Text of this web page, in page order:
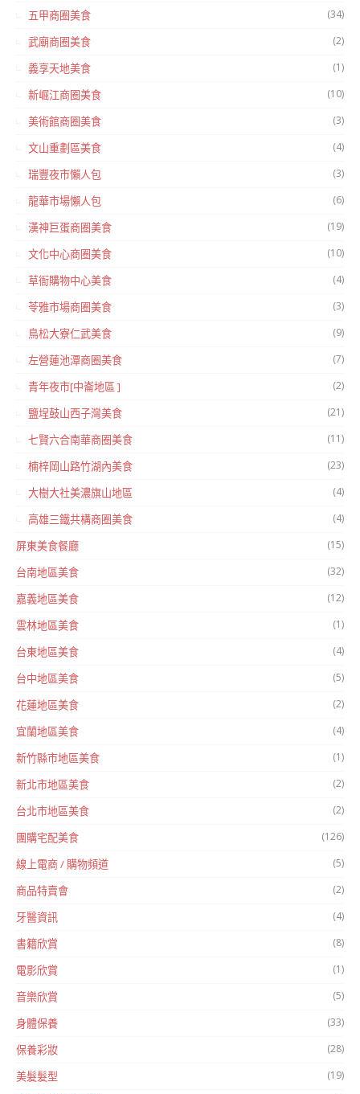
五甲商圈美食 (34)
武廟商圈美食 (2)
義享天地美食 (1)
新崛江商圈美食 (10)
美術館商圈美食 (3)
文山重劃區美食 (4)
瑞豐夜市懶人包 (3)
龍華市場懶人包 (6)
漢神巨蛋商圈美食 (19)
文化中心商圈美食 (10)
草衙購物中心美食 (4)
苓雅市場商圈美食 (3)
鳥松大寮仁武美食 (9)
左營蓮池潭商圈美食 (7)
青年夜市[中崙地區 ] (2)
鹽埕鼓山西子灣美食 (21)
七賢六合南華商圈美食 (11)
楠梓岡山路竹湖內美食 (23)
大樹大社美濃旗山地區 (4)
高雄三鐵共構商圈美食 (4)
屏東美食餐廳 (15)
台南地區美食 (32)
嘉義地區美食 (12)
雲林地區美食 (1)
台東地區美食 (4)
台中地區美食 (5)
花蓮地區美食 (2)
宜蘭地區美食 (4)
新竹縣市地區美食 (1)
新北市地區美食 (2)
台北市地區美食 (2)
團購宅配美食 (126)
線上電商 / 購物頻道 (5)
商品特賣會 (2)
牙醫資訊 (4)
書籍欣賞 (8)
電影欣賞 (1)
音樂欣賞 (5)
身體保養 (33)
保養彩妝 (28)
美髮髮型 (19)